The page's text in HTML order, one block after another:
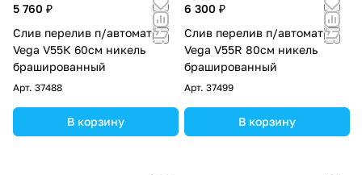
5 760 ₽
Слив перелив п/автомат
Vega V55К 60см никель
брашированный
Арт. 37488
В корзину
6 300 ₽
Слив перелив п/автомат
Vega V55R 80см никель
брашированный
Арт. 37499
В корзину